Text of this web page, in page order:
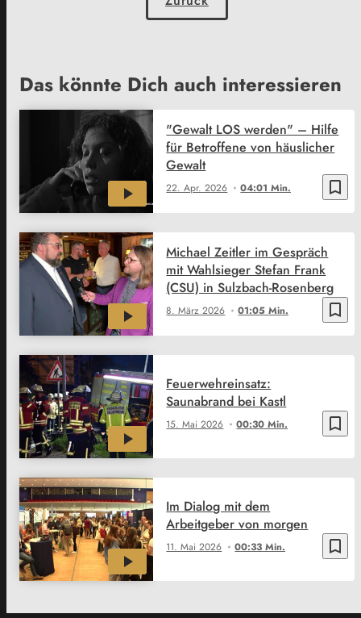
Das könnte Dich auch interessieren
bookmark_border
22. Apr. 2026 04:01 Min.
"Gewalt LOS werden" – Hilfe
für Betroffene von häuslicher
Gewalt
bookmark_border
8. März 2026 01:05 Min.
Michael Zeitler im Gespräch
mit Wahlsieger Stefan Frank
(CSU) in Sulzbach-Rosenberg
bookmark_border
15. Mai 2026 00:30 Min.
Feuerwehreinsatz:
Saunabrand bei Kastl
bookmark_border
11. Mai 2026 00:33 Min.
Im Dialog mit dem
Arbeitgeber von morgen